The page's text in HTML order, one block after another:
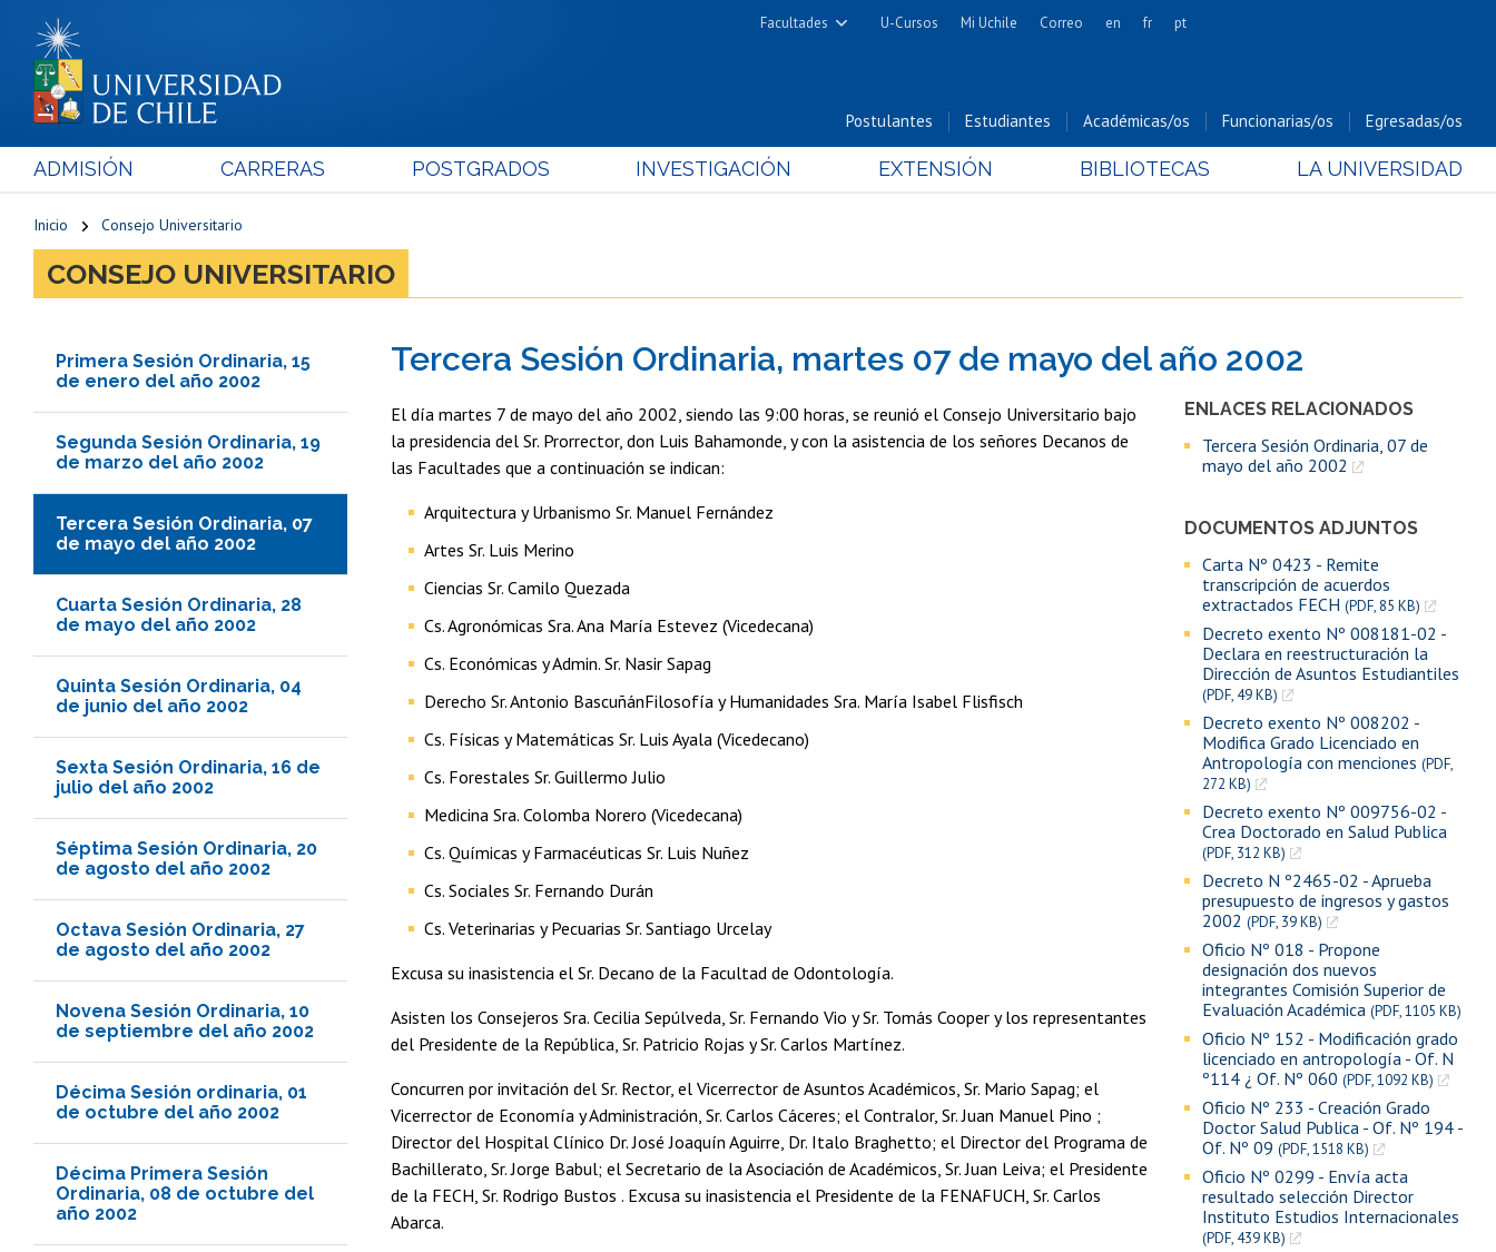
Facultades
Cs. Físicas y Matemáticas
Cs. Forestales y Conservación
Cs. Químicas y Farmacéuticas
Cs. Sociales
Estudios Avanzados en Educación
Estudios Internacionales
Alimentos
Hospital Clínico
U-Cursos Mi Uchile Correo en fr pt
Postulantes Estudiantes Académicas/os Funcionarias/os Egresadas/os
ADMISIÓN CARRERAS POSTGRADOS INVESTIGACIÓN EXTENSIÓN BIBLIOTECAS LA UNIVERSIDAD
Inicio Consejo Universitario
CONSEJO UNIVERSITARIO
Primera Sesión Ordinaria, 15
de enero del año 2002
Segunda Sesión Ordinaria, 19
de marzo del año 2002
Tercera Sesión Ordinaria, 07
de mayo del año 2002
Cuarta Sesión Ordinaria, 28
de mayo del año 2002
Quinta Sesión Ordinaria, 04
de junio del año 2002
Sexta Sesión Ordinaria, 16 de
julio del año 2002
Séptima Sesión Ordinaria, 20
de agosto del año 2002
Octava Sesión Ordinaria, 27
de agosto del año 2002
Novena Sesión Ordinaria, 10
de septiembre del año 2002
Décima Sesión ordinaria, 01
de octubre del año 2002
Décima Primera Sesión
Ordinaria, 08 de octubre del
año 2002
Tercera Sesión Ordinaria, martes 07 de mayo del año 2002
ENLACES RELACIONADOS
Tercera Sesión Ordinaria, 07 de
mayo del año 2002
DOCUMENTOS ADJUNTOS
Carta Nº 0423 - Remite
transcripción de acuerdos
extractados FECH (PDF, 85 KB)
Decreto exento Nº 008181-02 -
Declara en reestructuración la
Dirección de Asuntos Estudiantiles
(PDF, 49 KB)
Decreto exento Nº 008202 -
Modifica Grado Licenciado en
Antropología con menciones (PDF,
272 KB)
Decreto exento Nº 009756-02 -
Crea Doctorado en Salud Publica
(PDF, 312 KB)
Decreto N º2465-02 - Aprueba
presupuesto de ingresos y gastos
2002 (PDF, 39 KB)
Oficio Nº 018 - Propone
designación dos nuevos
integrantes Comisión Superior de
Evaluación Académica (PDF, 1105 KB)
Oficio Nº 152 - Modificación grado
licenciado en antropología - Of. N
º114 ¿ Of. Nº 060 (PDF, 1092 KB)
Oficio Nº 233 - Creación Grado
Doctor Salud Publica - Of. Nº 194 -
Of. Nº 09 (PDF, 1518 KB)
Oficio Nº 0299 - Envía acta
resultado selección Director
Instituto Estudios Internacionales
(PDF, 439 KB)
El día martes 7 de mayo del año 2002, siendo las 9:00 horas, se reunió el Consejo Universitario bajo
la presidencia del Sr. Prorrector, don Luis Bahamonde, y con la asistencia de los señores Decanos de
las Facultades que a continuación se indican:
Arquitectura y Urbanismo Sr. Manuel Fernández
Artes Sr. Luis Merino
Ciencias Sr. Camilo Quezada
Cs. Agronómicas Sra. Ana María Estevez (Vicedecana)
Cs. Económicas y Admin. Sr. Nasir Sapag
Derecho Sr. Antonio BascuñánFilosofía y Humanidades Sra. María Isabel Flisfisch
Cs. Físicas y Matemáticas Sr. Luis Ayala (Vicedecano)
Cs. Forestales Sr. Guillermo Julio
Medicina Sra. Colomba Norero (Vicedecana)
Cs. Químicas y Farmacéuticas Sr. Luis Nuñez
Cs. Sociales Sr. Fernando Durán
Cs. Veterinarias y Pecuarias Sr. Santiago Urcelay
Excusa su inasistencia el Sr. Decano de la Facultad de Odontología.
Asisten los Consejeros Sra. Cecilia Sepúlveda, Sr. Fernando Vio y Sr. Tomás Cooper y los representantes
del Presidente de la República, Sr. Patricio Rojas y Sr. Carlos Martínez.
Concurren por invitación del Sr. Rector, el Vicerrector de Asuntos Académicos, Sr. Mario Sapag; el
Vicerrector de Economía y Administración, Sr. Carlos Cáceres; el Contralor, Sr. Juan Manuel Pino ;
Director del Hospital Clínico Dr. José Joaquín Aguirre, Dr. Italo Braghetto; el Director del Programa de
Bachillerato, Sr. Jorge Babul; el Secretario de la Asociación de Académicos, Sr. Juan Leiva; el Presidente
de la FECH, Sr. Rodrigo Bustos . Excusa su inasistencia el Presidente de la FENAFUCH, Sr. Carlos
Abarca.